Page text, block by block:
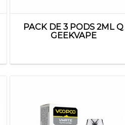
PACK DE 3 PODS 2ML Q
GEEKVAPE